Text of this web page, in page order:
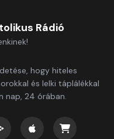
Rádió
hogy hiteles
és lelki táplálékkal
nap, 24 órában.